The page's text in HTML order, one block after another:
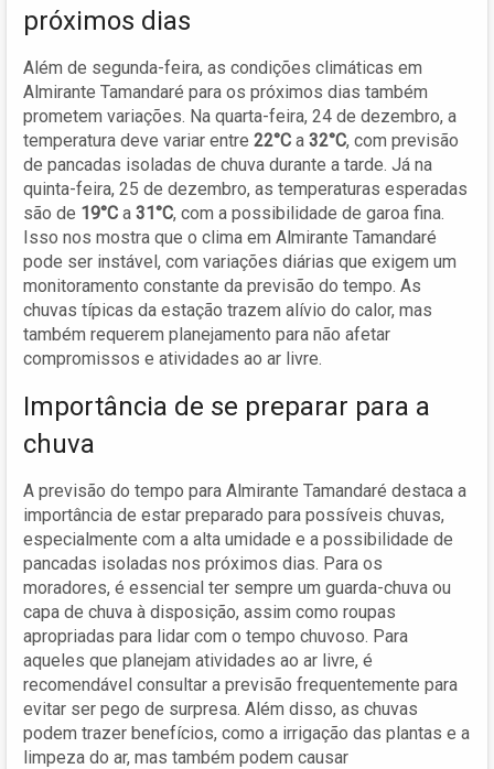
próximos dias
Além de segunda-feira, as condições climáticas em
Almirante Tamandaré para os próximos dias também
prometem variações. Na quarta-feira, 24 de dezembro, a
temperatura deve variar entre 22°C a 32°C, com previsão
de pancadas isoladas de chuva durante a tarde. Já na
quinta-feira, 25 de dezembro, as temperaturas esperadas
são de 19°C a 31°C, com a possibilidade de garoa fina.
Isso nos mostra que o clima em Almirante Tamandaré
pode ser instável, com variações diárias que exigem um
monitoramento constante da previsão do tempo. As
chuvas típicas da estação trazem alívio do calor, mas
também requerem planejamento para não afetar
compromissos e atividades ao ar livre.
Importância de se preparar para a
chuva
A previsão do tempo para Almirante Tamandaré destaca a
importância de estar preparado para possíveis chuvas,
especialmente com a alta umidade e a possibilidade de
pancadas isoladas nos próximos dias. Para os
moradores, é essencial ter sempre um guarda-chuva ou
capa de chuva à disposição, assim como roupas
apropriadas para lidar com o tempo chuvoso. Para
aqueles que planejam atividades ao ar livre, é
recomendável consultar a previsão frequentemente para
evitar ser pego de surpresa. Além disso, as chuvas
podem trazer benefícios, como a irrigação das plantas e a
limpeza do ar, mas também podem causar